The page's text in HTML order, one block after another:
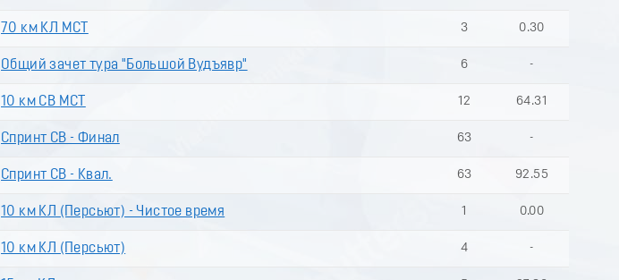
70 км КЛ МСТ 3 0.30
Общий зачет тура "Большой Вудъявр" 6 -
10 км СВ МСТ 12 64.31
Спринт СВ - Финал 63 -
Спринт СВ - Квал. 63 92.55
10 км КЛ (Пeрсьют) - Чистое время 1 0.00
10 км КЛ (Пеpсьют) 4 -